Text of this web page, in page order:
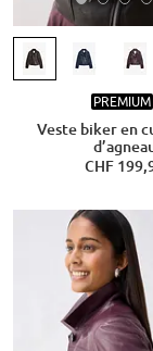
PREMIUM
Veste biker en
CHF